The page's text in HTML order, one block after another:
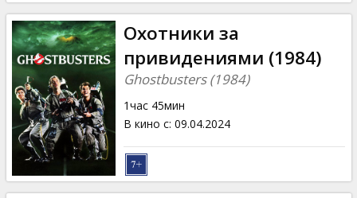
Охотники за
привидениями (1984)
Ghostbusters (1984)
1час 45мин
В кино с: 09.04.2024